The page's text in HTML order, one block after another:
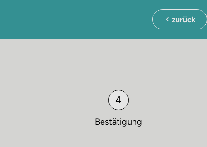
zurück
Bestätigung